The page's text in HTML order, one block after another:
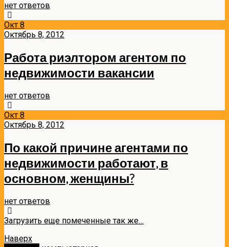
нет ответов
Окт 8
Октябрь 8, 2012
Работа риэлтором агентом по
недвижимости вакансии
нет ответов
Окт 8
Октябрь 8, 2012
По какой причине агентами по
недвижимости работают, в
основном, женщины?
нет ответов
Загрузить еще помеченные так же…
Наверх